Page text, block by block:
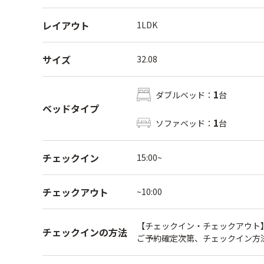
レイアウト 1LDK
サイズ 32.08
ベッドタイプ
ダブルベッド： 1台
ソファベッド： 1台
チェックイン 15:00~
チェックアウト ~10:00
チェックインの方法
【チェックイン・チェックアウト】
ご予約確定次第、チェックイン方